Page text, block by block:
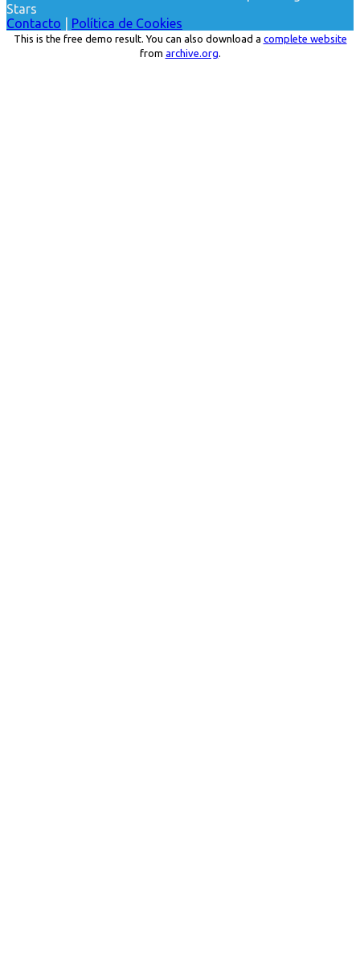
Stars
Contacto
Política de Cookies
This is the free demo result. You can also download a complete website
from archive.org.